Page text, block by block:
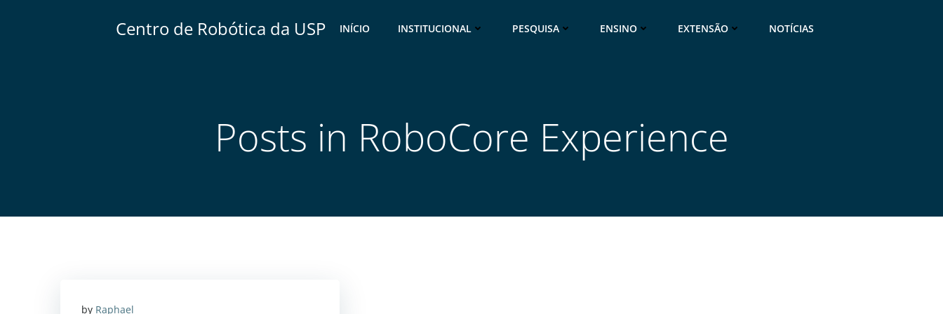
Centro de Robótica da USP INÍCIO INSTITUCIONAL PESQUISA ENSINO EXTENSÃO NOTÍCIAS
Posts in RoboCore Experience
by Raphael